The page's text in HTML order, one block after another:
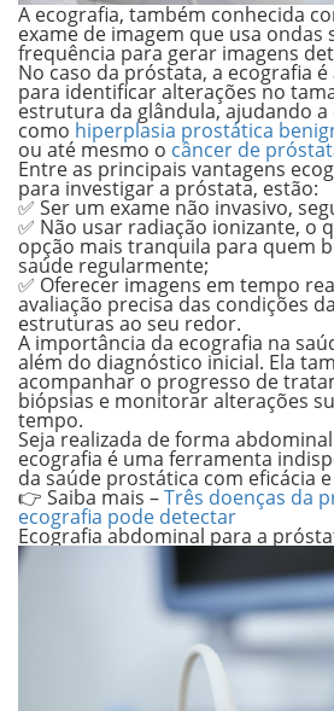
A ecografia, também conhecida
exame de imagem que usa ondas
frequência para gerar imagens
No caso da próstata, a ecografia
para identificar alterações no
estrutura da glândula, ajudando
como hiperplasia prostática
ou até mesmo o câncer de
Entre as principais vantagens
para investigar a próstata, estão:
✅ Ser um exame não invasivo,
✅ Não usar radiação ionizante, o
opção mais tranquila para quem
saúde regularmente;
✅ Oferecer imagens em tempo
avaliação precisa das condições
estruturas ao seu redor.
A importância da ecografia na
além do diagnóstico inicial. Ela
acompanhar o progresso de
biópsias e monitorar alterações
tempo.
Seja realizada de forma
ecografia é uma ferramenta
da saúde prostática com eficácia
👉 Saiba mais –Três doenças da
ecografia pode detectar
Ecografia abdominal para a